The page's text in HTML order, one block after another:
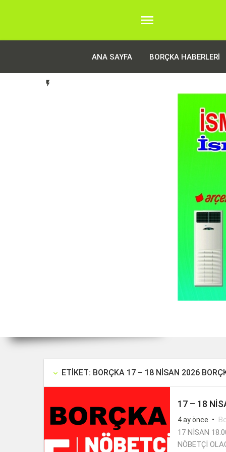

ANA SAYFA BORÇKA HABERLERI

keyboard_arrow_down ETIKET: BORÇKA 17 – 18 NİSAN 2026
17 – 18
4 ay önce •
17 NİSAN
NÖBETÇİ